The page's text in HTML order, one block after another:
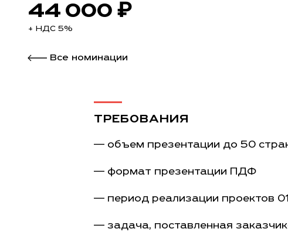
44 000 ₽
+ НДС 5%
Все номинации
ТРЕБОВАНИЯ
— объем презентации до 50
— формат презентации ПДФ
— период реализации проектов
— задача, поставленная